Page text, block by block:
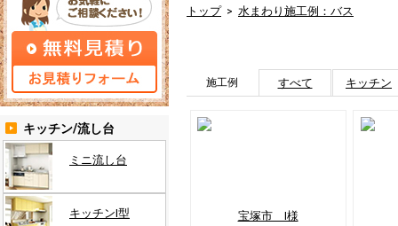
キッチン/流し台
ミニ流し台
キッチンI型
トップ > 水まわり施工例：バス
施工例 すべて キッチン
宝塚市 I様